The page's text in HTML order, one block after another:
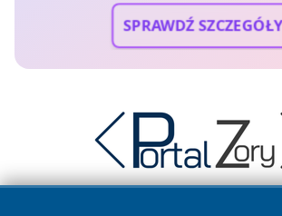
SPRAWDŹ SZCZEGÓŁY